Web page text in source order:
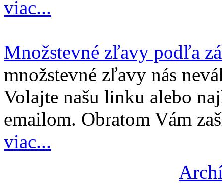
viac...
Množstevné zľavy podľa
množstevné zľavy nás
Volajte našu linku alebo
emailom. Obratom Vám
viac...